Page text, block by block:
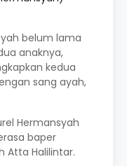
belum lama
anaknya,
kedua
sang ayah,
Hermansyah
baper
Atta Halilintar.